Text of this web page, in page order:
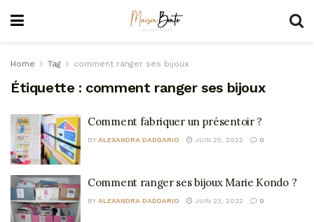
Home Tag comment ranger ses bijoux
Étiquette : comment ranger ses bijoux
Comment fabriquer un présentoir ?
BY ALEXANDRA DADDARIO JUIN 25, 2022 0
Comment ranger ses bijoux Marie Kondo ?
BY ALEXANDRA DADDARIO JUIN 23, 2022 0